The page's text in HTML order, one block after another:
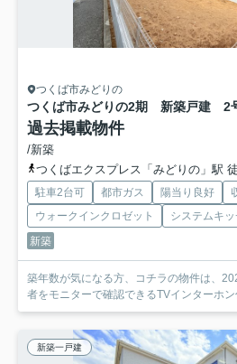
つくば市みどりの
つくば市みどりの2期 新築戸建 2
過去掲載物件
/新築
つくばエクスプレス「みどりの」駅
駐車2台可 都市ガス 陽当り良好
ウォークインクロゼット
システムキッ
新築
築年数が気になる方、コチラの物件は、
者をモニターで確認できるTVインターホン
新築一戸建